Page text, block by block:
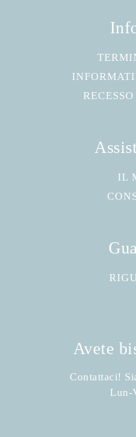
IL
Avete
Contattaci!
Lun-